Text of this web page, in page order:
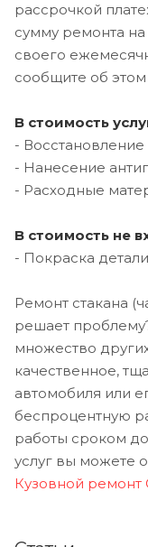
рассрочкой
сумму ремонта
своего
сообщите об
В стоимость
-
- Нанесение
- Расходные
В стоимость не
- Покраска
Ремонт стакана
решает
множество
качественное,
автомобиля или
беспроцентную
работы сроком
услуг вы можете
Кузовной ремонт